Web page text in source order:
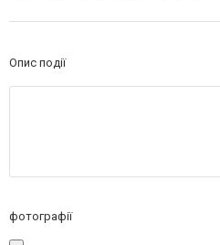
Опис події
фотографії